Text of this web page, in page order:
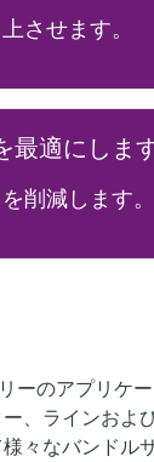
させます。
最適にします
削減します。
ーのアプリケ
、ラインおよ
々なバンドル